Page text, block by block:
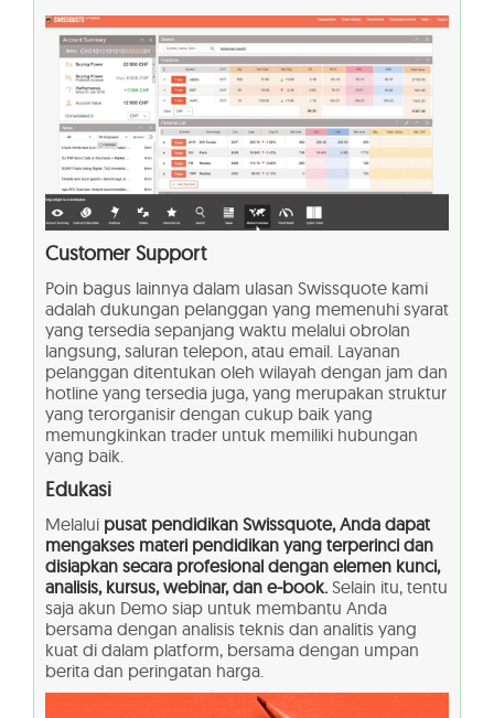
Customer Support
Poin bagus lainnya dalam ulasan Swissquote kami
adalah dukungan pelanggan yang memenuhi syarat
yang tersedia sepanjang waktu melalui obrolan
langsung, saluran telepon, atau email. Layanan
pelanggan ditentukan oleh wilayah dengan jam dan
hotline yang tersedia juga, yang merupakan struktur
yang terorganisir dengan cukup baik yang
memungkinkan trader untuk memiliki hubungan
yang baik.
Edukasi
Melalui pusat pendidikan Swissquote, Anda dapat
mengakses materi pendidikan yang terperinci dan
disiapkan secara profesional dengan elemen kunci,
analisis, kursus, webinar, dan e-book. Selain itu, tentu
saja akun Demo siap untuk membantu Anda
bersama dengan analisis teknis dan analitis yang
kuat di dalam platform, bersama dengan umpan
berita dan peringatan harga.